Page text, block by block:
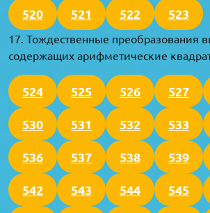
520 521 522 523
17. Тождественные преобразования
содержащих арифметические
524 525 526 527
530 531 532 533
536 537 538 539
542 543 544 545